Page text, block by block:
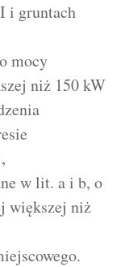
i gruntach
mocy
niż 150 kW
w lit. a i b, o
większej niż